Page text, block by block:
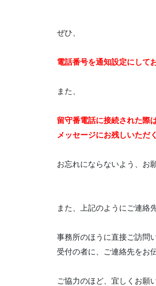
ぜひ、
電話番号を通知設定にして
また、
留守番電話に接続された際
メッセージにお残しいただ
お忘れにならないよう、お
また、上記のようにご連絡
事務所のほうに直接ご訪問
受付の者に、ご連絡先をお
ご協力のほど、宜しくお願